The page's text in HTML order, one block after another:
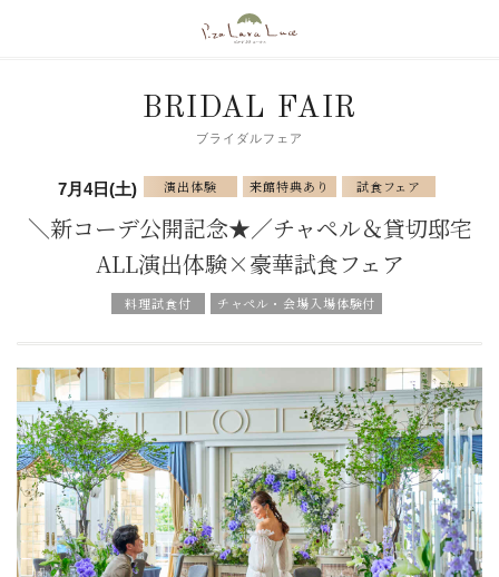
BRIDAL FAIR
ブライダルフェア
7月4日(土) 演出体験 来館特典あり 試食フェア
＼新コーデ公開記念★／チャペル＆貸切邸宅
ALL演出体験×豪華試食フェア
料理試食付 チャペル・会場入場体験付